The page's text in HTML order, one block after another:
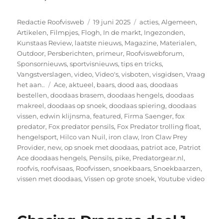
Auteur
Redactie Roofvisweb
Geplaatst
op
19 juni 2025 Categorieën
acties,Algemeen,
Artikelen, Filmpjes, Flogh, In de markt, Ingezonden,
Kunstaas Review, laatste nieuws, Magazine, Materialen,
Outdoor, Persberichten, primeur, Roofviswebforum,
Sponsornieuws,sportvisnieuws,tips en tricks,
Vangstverslagen,video,Video's,visboten,visgidsen,Vraag
het aan..
Tags
Ace,aktueel, baars,dood aas,doodaas
bestellen,doodaas brasem,doodaas hengels,doodaas
makreel,doodaas op snoek,doodaas spiering,doodaas
vissen,edwin klijnsma,featured, Firma Saenger,fox
predator, Fox predator pensils, Fox Predator trolling float,
hengelsport, Hilco van Nuil, iron claw, Iron Claw Prey
Provider, new,op snoek met doodaas, patriot ace, Patriot
Ace doodaas hengels, Pensils, pike, Predatorgear.nl,
roofvis, roofvisaas, Roofvissen,snoekbaars,Snoekbaarzen,
vissen met doodaas,Vissen op grote snoek,Youtube video